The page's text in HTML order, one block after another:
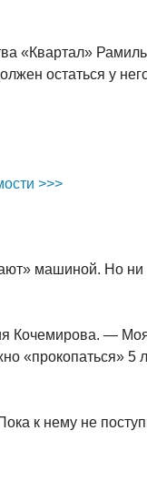
«Квартал»
остаться у
>>>
машиной. Но
Кочемирова. —
5
к нему не